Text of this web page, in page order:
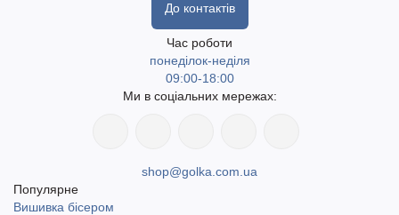
До контактів
Час роботи
понеділок-неділя
09:00-18:00
Ми в соціальних мережах:
shop@golka.com.ua
Популярне
Вишивка бісером